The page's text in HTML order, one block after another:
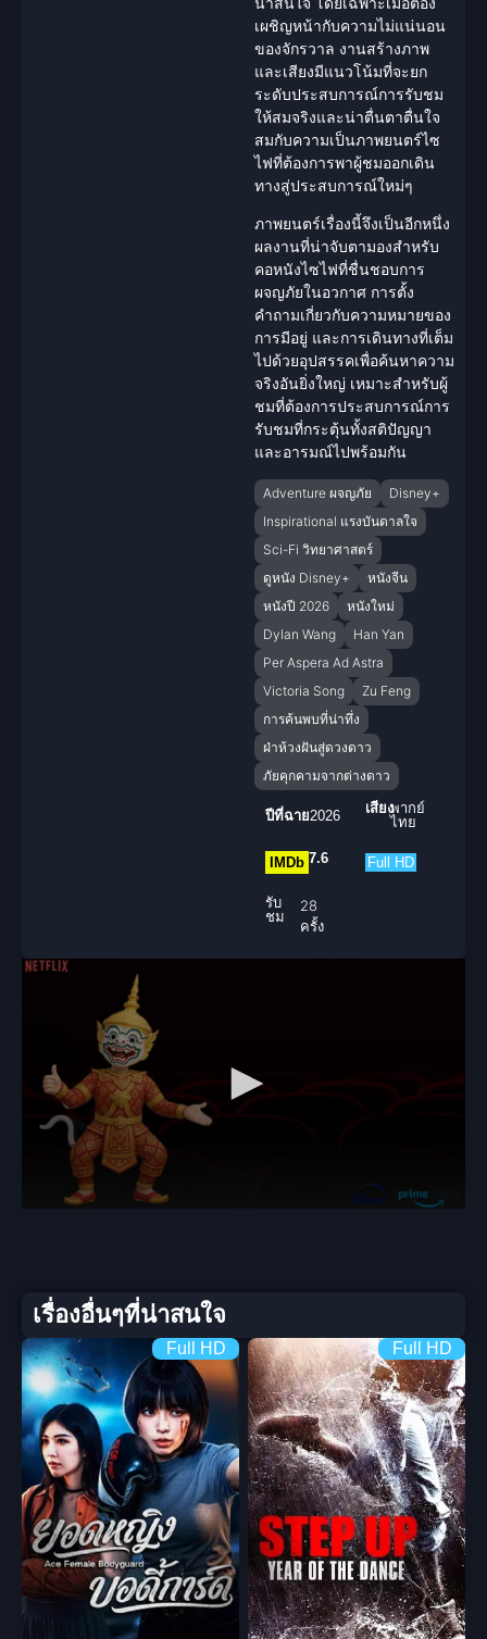
เผชิญหน้ากับความไม่แน่นอน
ของจักรวาล งานสร้างภาพ
และเสียงมีแนวโน้มที่จะยก
ระดับประสบการณ์การรับชม
ให้สมจริงและน่าตื่นตาตื่นใจ
สมกับความเป็นภาพยนตร์ไซ
ไฟที่ต้องการพาผู้ชมออกเดิน
ทางสู่ประสบการณ์ใหม่ๆ
ภาพยนตร์เรื่องนี้จึงเป็นอีกหนึ่ง
ผลงานที่น่าจับตามองสำหรับ
คอหนังไซไฟที่ชื่นชอบการ
ผจญภัยในอวกาศ การตั้ง
คำถามเกี่ยวกับความหมายของ
การมีอยู่ และการเดินทางที่เต็ม
ไปด้วยอุปสรรคเพื่อค้นหาความ
จริงอันยิ่งใหญ่ เหมาะสำหรับผู้
ชมที่ต้องการประสบการณ์การ
รับชมที่กระตุ้นทั้งสติปัญญา
และอารมณ์ไปพร้อมกัน
Adventure ผจญภัย
Disney+
Inspirational แรงบันดาลใจ
Sci-Fi วิทยาศาสตร์
ดูหนัง Disney+
หนังจีน
หนังปี 2026
หนังใหม่
Dylan Wang
Han Yan
Per Aspera Ad Astra
Victoria Song
Zu Feng
การค้นพบที่น่าทึ่ง
ฝ่าห้วงฝันสู่ดวงดาว
ภัยคุกคามจากต่างดาว
ปีที่ฉาย2026 เสียงพากย์
ไทย
IMDb 7.6 Full HD
รับ
ชม
28
ครั้ง
เรื่องอื่นๆที่น่าสนใจ
Full HD Full HD